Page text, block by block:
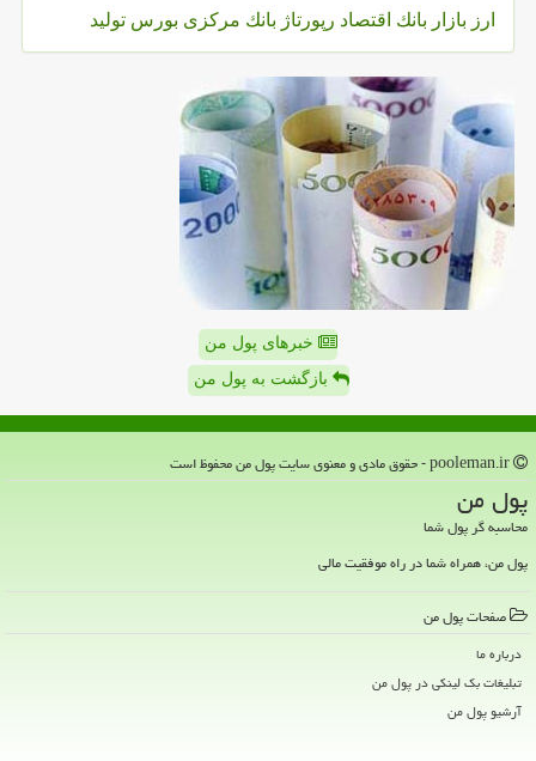
ارز بازار بانك اقتصاد رپورتاژ بانك مركزی بورس تولید
خبرهای پول من
بازگشت به پول من
پول من
محاسبه گر پول شما
پول من، همراه شما در راه موفقیت مالی
صفحات پول من
درباره ما
تبلیغات بک لینکی در پول من
آرشیو پول من